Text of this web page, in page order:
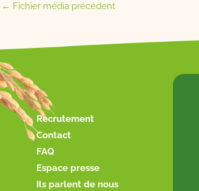
← Fichier média précédent
Recrutement
Contact
FAQ
Espace presse
Ils parlent de nous